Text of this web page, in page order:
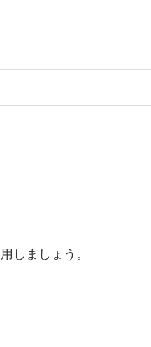
しましょう。